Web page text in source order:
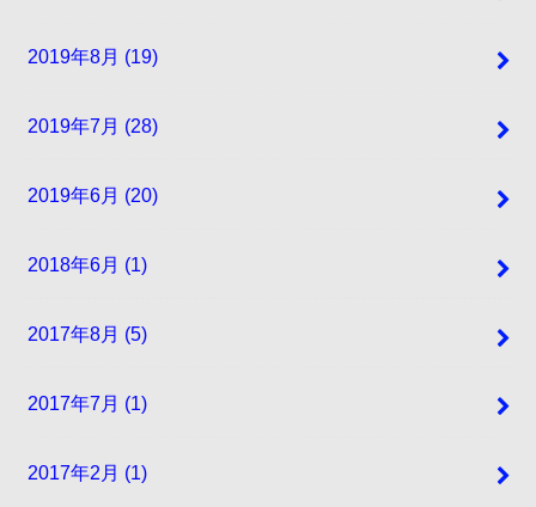
2019年8月 (19)
2019年7月 (28)
2019年6月 (20)
2018年6月 (1)
2017年8月 (5)
2017年7月 (1)
2017年2月 (1)